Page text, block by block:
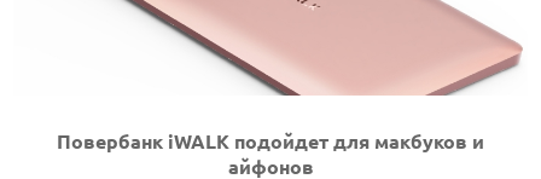
Повербанк iWALK подойдет для макбуков и
айфонов